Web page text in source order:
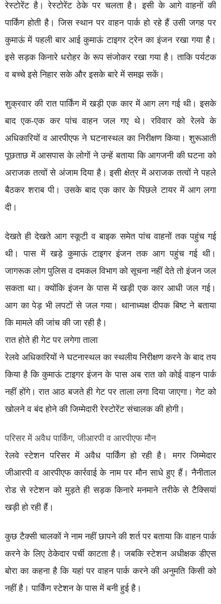
रेस्टोरेंट है। रेस्टोरेंट ठेके पर चलता है। इसी के आगे वाहनों की
पार्किंग होती है। जिस स्थान पर वाहन पार्क हो रहे हैं उसी जगह पर
कुमाऊं में पहली बार आई कुमाऊं टाइगर ट्रेन का इंजन रखा गया है।
इसे सड़क किनारे धरोहर के रूप संजोकर रखा गया है। ताकि पर्यटक
व बच्चे इसे निहार सके और इसके बारे में समझ सकें।
शुक्रवार की रात पार्किंग में खड़ी एक कार में आग लग गई थी। इसके
बाद एक-एक कर पांच वाहन जल गए थे। रविवार को रेलवे के
अधिकारियों व आरपीएफ ने घटनास्थल का निरीक्षण किया। शुरूआती
पूछताछ में आसपास के लोगों ने उन्हें बताया कि आगजनी की घटना को
अराजक तत्वों से अंजाम दिया है। इसी क्षेत्र में अराजक तत्वों ने पहले
बैठकर शराब पी। उसके बाद एक कार के पिछले टायर में आग लगा
दी।
देखते ही देखते आग स्कूटी व बाइक समेत पांच वाहनों तक पहुंच गई
थी। पास में खड़े कुमाऊं टाइगर इंजन तक आग पहुंच गई थी।
जागरूक लोग पुलिस व दमकल विभाग को सूचना नहीं देते तो इंजन जल
सकता था। क्योंकि इंजन के पास में खड़ी एक कार आधी जल गई।
आग का पेड़ भी लपटों से जल गया। थानाध्यक्ष दीपक बिष्ट ने बताया
कि मामले की जांच की जा रही है।
रात होते ही गेट पर लगेगा ताला
रेलवे अधिकारियों ने घटनास्थल का स्थलीय निरीक्षण करने के बाद तय
किया है कि कुमाऊं टाइगर इंजन के पास अब रात को कोई वाहन पार्क
नहीं होंगे। रात आठ बजते ही गेट पर ताला लगा दिया जाएगा। गेट को
खोलने व बंद होने की जिम्मेदारी रेस्टोरेंट संचालक की होगी।
परिसर में अवैध पार्किंग, जीआरपी व आरपीएफ मौन
रेलवे स्टेशन परिसर में अवैध पार्किंग हो रही है। मगर जिम्मेदार
जीआरपी व आरपीएफ कार्रवाई के नाम पर मौन साधे हुए हैं। नैनीताल
रोड से स्टेशन को मुड़ते ही सड़क किनारे मनमाने तरीके से टैक्सियां
खड़ी हो रही हैं।
कुछ टैक्सी चालकों ने नाम नहीं छापने की शर्त पर बताया कि वाहन पार्क
करने के लिए ठेकेदार पर्ची काटता है। जबकि स्टेशन अधीक्षक डीएस
बोरा का कहना है कि यहां पर वाहन पार्क करने की अनुमति किसी को
नहीं है। पार्किंग स्टेशन के पास में बनी हुई है।